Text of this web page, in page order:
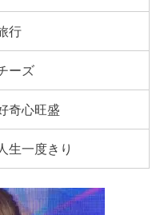
行
ーズ
奇心旺盛
人生一度きり